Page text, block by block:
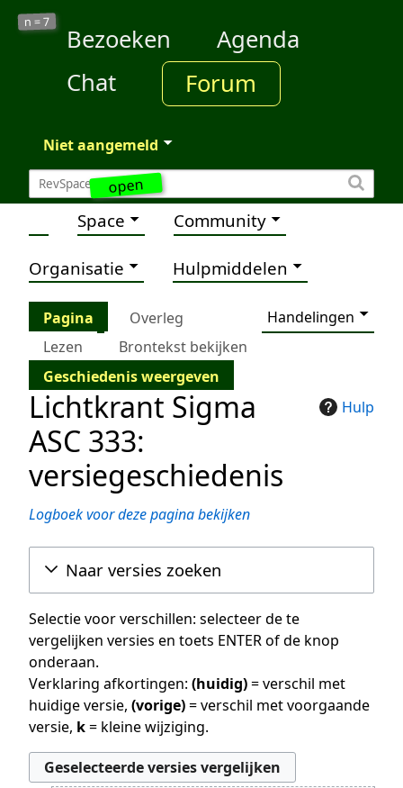
open
n =7
Bezoeken
Agenda
Chat
Forum
Niet aangemeld
Space Community
Organisatie Hulpmiddelen
Pagina Overleg
Handelingen
Lezen
Brontekst bekijken
Geschiedenis weergeven
Hulp
Lichtkrant Sigma
ASC 333:
versiegeschiedenis
Logboek voor deze pagina bekijken
Naar versies zoeken
Selectie voor verschillen: selecteer de te
vergelijken versies en toets ENTER of de knop
onderaan.
Verklaring afkortingen: (huidig)= verschil met
huidige versie, (vorige)= verschil met voorgaande
versie, k= kleine wijziging.